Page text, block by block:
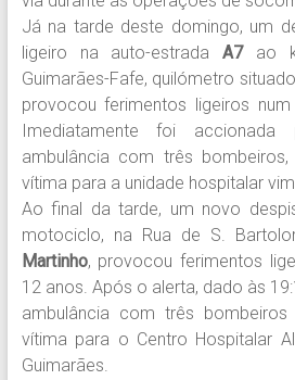
Já na tarde deste domingo, um
ligeiro na auto-estradaA7ao
Guimarães-Fafe, quilómetro
provocou ferimentos ligeiros
Imediatamente foi
ambulância com três
vítima para a unidade hospitalar
Ao final da tarde, um novo
motociclo, na Rua de S.
Martinho, provocou ferimentos
12 anos. Após o alerta, dado às
ambulância com três
vítima para o Centro Hospitalar
Guimarães.